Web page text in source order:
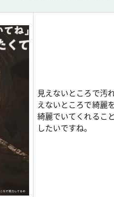
見えないところで汚
えないところで綺麗
綺麗でいてくれるこ
したいですね。